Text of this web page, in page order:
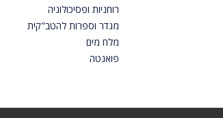
רוחניות ופסיכולוגיה
מגדר וספרות להטב"קית
מלח מים
פואנטה